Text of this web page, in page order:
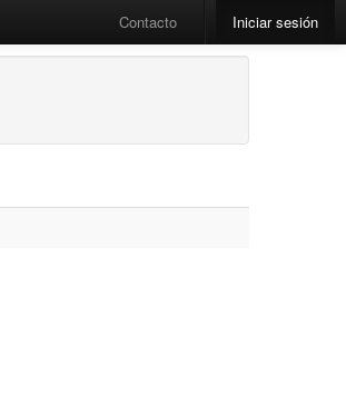
Contacto Iniciar sesión